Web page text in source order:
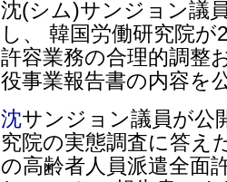
沈(シム)サンジョン議
し、 韓国労働研究院
許容業務の合理的調整
役事業報告書の内容を
沈サンジョン議員が公
究院の実態調査に答え
の高齢者人員派遣全面